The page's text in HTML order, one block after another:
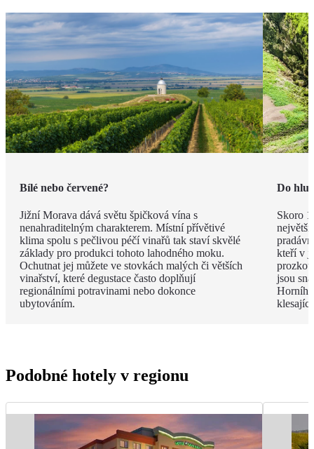
Bílé nebo červené?
Jižní Morava dává světu špičková vína s
nenahraditelným charakterem. Místní přívětivé
klima spolu s pečlivou péčí vinařů tak staví skvělé
základy pro produkci tohoto lahodného moku.
Ochutnat jej můžete ve stovkách malých či větších
vinařství, které degustace často doplňují
regionálními potravinami nebo dokonce
ubytováním.
Do
Skoro
největší
kteří v
jsou
Podobné hotely v regionu